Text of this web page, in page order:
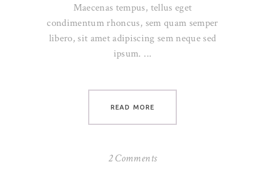
Maecenas tempus, tellus eget
condimentum rhoncus, sem quam semper
libero, sit amet adipiscing sem neque sed
ipsum.
READ MORE
2 Comments